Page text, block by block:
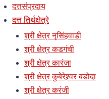
दत्तसंप्रदाय
दत्त तिर्थक्षेत्रे
श्री क्षेत्र नृसिंहवाडी
श्री क्षेत्र कडगंची
श्री क्षेत्र कारंजा
श्री क्षेत्र कुबेरेश्र्वर बडोदा
श्री क्षेत्र करंजी